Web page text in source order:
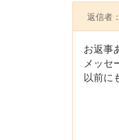
返信者
お返事
メッセ
以前に